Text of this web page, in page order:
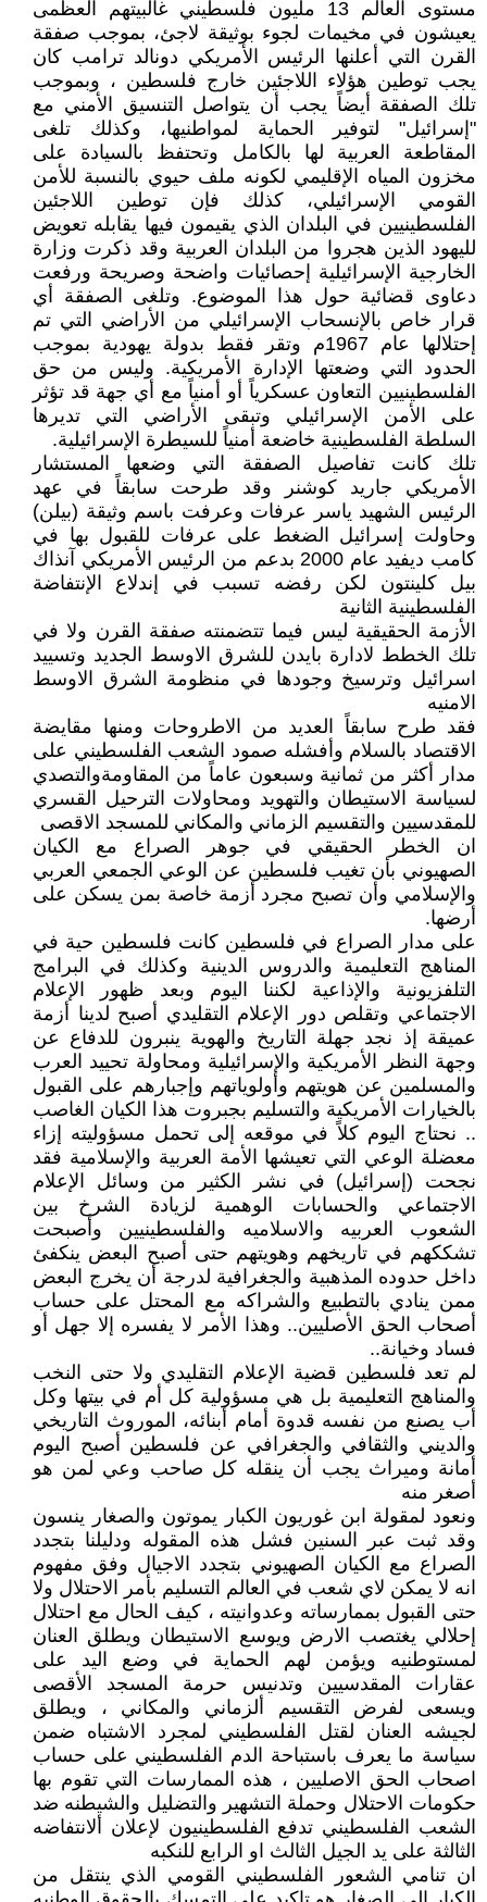
مستوى العالم 13 مليون فلسطيني غالبيتهم العظمى
يعيشون في مخيمات لجوء بوثيقة لاجئ، بموجب صفقة
القرن التي أعلنها الرئيس الأمريكي دونالد ترامب كان
يجب توطين هؤلاء اللاجئين خارج فلسطين ، وبموجب
تلك الصفقة أيضاً يجب أن يتواصل التنسيق الأمني مع
"إسرائيل" لتوفير الحماية لمواطنيها، وكذلك تلغى
المقاطعة العربية لها بالكامل وتحتفظ بالسيادة على
مخزون المياه الإقليمي لكونه ملف حيوي بالنسبة للأمن
القومي الإسرائيلي، كذلك فإن توطين اللاجئين
الفلسطينيين في البلدان الذي يقيمون فيها يقابله تعويض
لليهود الذين هجروا من البلدان العربية وقد ذكرت وزارة
الخارجية الإسرائيلية إحصائيات واضحة وصريحة ورفعت
دعاوى قضائية حول هذا الموضوع. وتلغى الصفقة أي
قرار خاص بالإنسحاب الإسرائيلي من الأراضي التي تم
إحتلالها عام 1967م وتقر فقط بدولة يهودية بموجب
الحدود التي وضعتها الإدارة الأمريكية. وليس من حق
الفلسطينيين التعاون عسكرياً أو أمنياً مع أي جهة قد تؤثر
على الأمن الإسرائيلي وتبقى الأراضي التي تديرها
السلطة الفلسطينية خاضعة أمنياً للسيطرة الإسرائيلية.
تلك كانت تفاصيل الصفقة التي وضعها المستشار
الأمريكي جاريد كوشنر وقد طرحت سابقاً في عهد
الرئيس الشهيد ياسر عرفات وعرفت باسم وثيقة (بيلن)
وحاولت إسرائيل الضغط على عرفات للقبول بها في
كامب ديفيد عام 2000 بدعم من الرئيس الأمريكي آنذاك
بيل كلينتون لكن رفضه تسبب في إندلاع الإنتفاضة
الفلسطينية الثانية
الأزمة الحقيقية ليس فيما تتضمنته صفقة القرن ولا في
تلك الخطط لادارة بايدن للشرق الاوسط الجديد وتسييد
اسرائيل وترسيخ وجودها في منظومة الشرق الاوسط
الامنيه
فقد طرح سابقاً العديد من الاطروحات ومنها مقايضة
الاقتصاد بالسلام وأفشله صمود الشعب الفلسطيني على
مدار أكثر من ثمانية وسبعون عاماً من المقاومةوالتصدي
لسياسة الاستيطان والتهويد ومحاولات الترحيل القسري
للمقدسيين والتقسيم الزماني والمكاني للمسجد الاقصى
ان الخطر الحقيقي في جوهر الصراع مع الكيان
الصهيوني بأن تغيب فلسطين عن الوعي الجمعي العربي
والإسلامي وأن تصبح مجرد أزمة خاصة بمن يسكن على
أرضها.
على مدار الصراع في فلسطين كانت فلسطين حية في
المناهج التعليمية والدروس الدينية وكذلك في البرامج
التلفزيونية والإذاعية لكننا اليوم وبعد ظهور الإعلام
الاجتماعي وتقلص دور الإعلام التقليدي أصبح لدينا أزمة
عميقة إذ نجد جهلة التاريخ والهوية ينبرون للدفاع عن
وجهة النظر الأمريكية والإسرائيلية ومحاولة تحييد العرب
والمسلمين عن هويتهم وأولوياتهم وإجبارهم على القبول
بالخيارات الأمريكية والتسليم بجبروت هذا الكيان الغاصب
.. نحتاج اليوم كلاً في موقعه إلى تحمل مسؤوليته إزاء
معضلة الوعي التي تعيشها الأمة العربية والإسلامية فقد
نجحت (إسرائيل) في نشر الكثير من وسائل الإعلام
الاجتماعي والحسابات الوهمية لزيادة الشرخ بين
الشعوب العربيه والاسلاميه والفلسطينيين وأصبحت
تشككهم في تاريخهم وهويتهم حتى أصبح البعض ينكفئ
داخل حدوده المذهبية والجغرافية لدرجة أن يخرج البعض
ممن ينادي بالتطبيع والشراكه مع المحتل على حساب
أصحاب الحق الأصليين.. وهذا الأمر لا يفسره إلا جهل أو
فساد وخيانة..
لم تعد فلسطين قضية الإعلام التقليدي ولا حتى النخب
والمناهج التعليمية بل هي مسؤولية كل أم في بيتها وكل
أب يصنع من نفسه قدوة أمام أبنائه، الموروث التاريخي
والديني والثقافي والجغرافي عن فلسطين أصبح اليوم
أمانة وميراث يجب أن ينقله كل صاحب وعي لمن هو
أصغر منه
ونعود لمقولة ابن غوريون الكبار يموتون والصغار ينسون
وقد ثبت عبر السنين فشل هذه المقوله ودليلنا بتجدد
الصراع مع الكيان الصهيوني بتجدد الاجيال وفق مفهوم
انه لا يمكن لاي شعب في العالم التسليم بأمر الاحتلال ولا
حتى القبول بممارساته وعدوانيته ، كيف الحال مع احتلال
إحلالي يغتصب الارض ويوسع الاستيطان ويطلق العنان
لمستوطنيه ويؤمن لهم الحماية في وضع اليد على
عقارات المقدسيين وتدنيس حرمة المسجد الأقصى
ويسعى لفرض التقسيم ألزماني والمكاني ، ويطلق
لجيشه العنان لقتل الفلسطيني لمجرد الاشتباه ضمن
سياسة ما يعرف باستباحة الدم الفلسطيني على حساب
اصحاب الحق الاصليين ، هذه الممارسات التي تقوم بها
حكومات الاحتلال وحملة التشهير والتضليل والشيطنه ضد
الشعب الفلسطيني تدفع الفلسطينيون لإعلان ألانتفاضه
الثالثة على يد الجيل الثالث او الرابع للنكبه
ان تنامي الشعور الفلسطيني القومي الذي ينتقل من